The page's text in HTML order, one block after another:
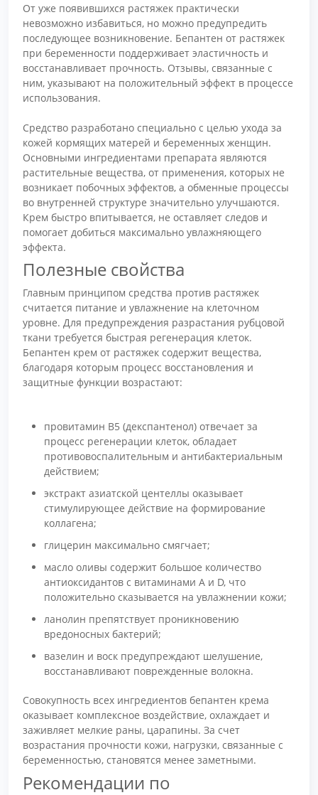
От уже появившихся растяжек практически
невозможно избавиться, но можно предупредить
последующее возникновение. Бепантен от растяжек
при беременности поддерживает эластичность и
восстанавливает прочность. Отзывы, связанные с
ним, указывают на положительный эффект в процессе
использования.
Средство разработано специально с целью ухода за
кожей кормящих матерей и беременных женщин.
Основными ингредиентами препарата являются
растительные вещества, от применения, которых не
возникает побочных эффектов, а обменные процессы
во внутренней структуре значительно улучшаются.
Крем быстро впитывается, не оставляет следов и
помогает добиться максимально увлажняющего
эффекта.
Полезные свойства
Главным принципом средства против растяжек
считается питание и увлажнение на клеточном
уровне. Для предупреждения разрастания рубцовой
ткани требуется быстрая регенерация клеток.
Бепантен крем от растяжек содержит вещества,
благодаря которым процесс восстановления и
защитные функции возрастают:
провитамин В5 (декспантенол) отвечает за
процесс регенерации клеток, обладает
противовоспалительным и антибактериальным
действием;
экстракт азиатской центеллы оказывает
стимулирующее действие на формирование
коллагена;
глицерин максимально смягчает;
масло оливы содержит большое количество
антиоксидантов с витаминами А и D, что
положительно сказывается на увлажнении кожи;
ланолин препятствует проникновению
вредоносных бактерий;
вазелин и воск предупреждают шелушение,
восстанавливают поврежденные волокна.
Совокупность всех ингредиентов бепантен крема
оказывает комплексное воздействие, охлаждает и
заживляет мелкие раны, царапины. За счет
возрастания прочности кожи, нагрузки, связанные с
беременностью, становятся менее заметными.
Рекомендации по